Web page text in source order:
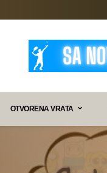
OTVORENA VRATA